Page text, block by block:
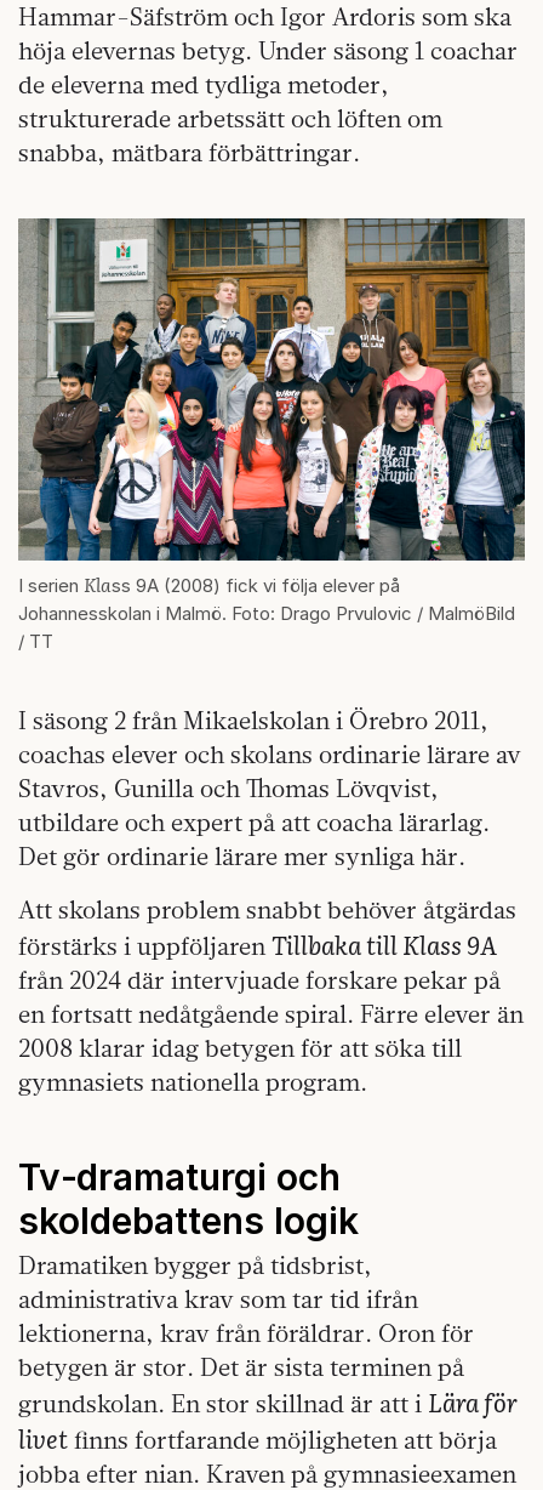
Hammar-Säfström och Igor Ardoris som ska
höja elevernas betyg. Under säsong 1 coachar
de eleverna med tydliga metoder,
strukturerade arbetssätt och löften om
snabba, mätbara förbättringar.
I serien Klass 9A (2008) fick vi följa elever på
Johannesskolan i Malmö. Foto: Drago Prvulovic / MalmöBild
/ TT
I säsong 2 från Mikaelskolan i Örebro 2011,
coachas elever och skolans ordinarie lärare av
Stavros, Gunilla och Thomas Lövqvist,
utbildare och expert på att coacha lärarlag.
Det gör ordinarie lärare mer synliga här.
Att skolans problem snabbt behöver åtgärdas
förstärks i uppföljaren Tillbaka till Klass 9A
från 2024 där intervjuade forskare pekar på
en fortsatt nedåtgående spiral. Färre elever än
2008 klarar idag betygen för att söka till
gymnasiets nationella program.
Tv‑dramaturgi och
skoldebattens logik
Dramatiken bygger på tidsbrist,
administrativa krav som tar tid ifrån
lektionerna, krav från föräldrar. Oron för
betygen är stor. Det är sista terminen på
grundskolan. En stor skillnad är att i Lära för
livet finns fortfarande möjligheten att börja
jobba efter nian. Kraven på gymnasieexamen